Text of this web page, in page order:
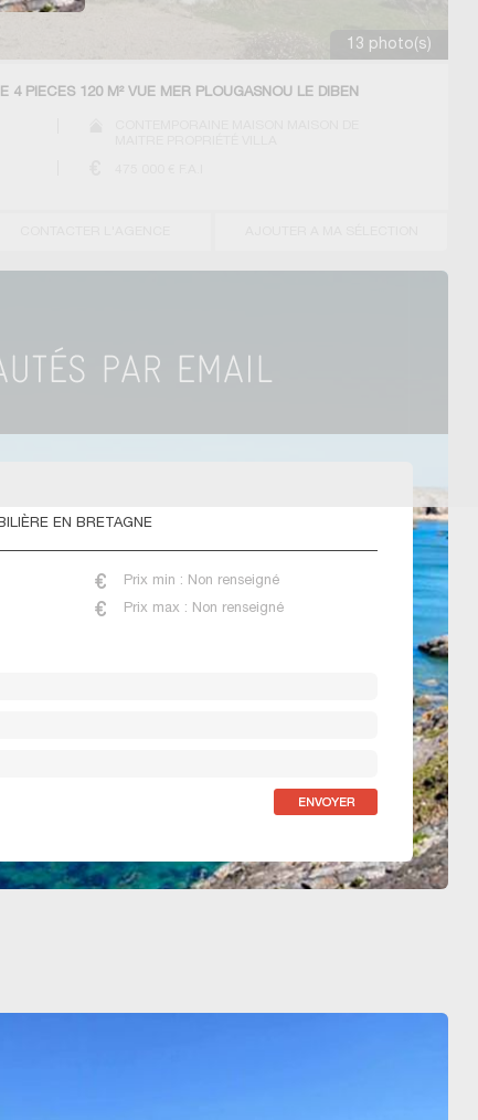
13 photo(s)
4 PIECES 120 M² VUE MER PLOUGASNOU LE DIBEN
EN BRETAGNE
Prix min : Non renseigné
Prix max : Non renseigné